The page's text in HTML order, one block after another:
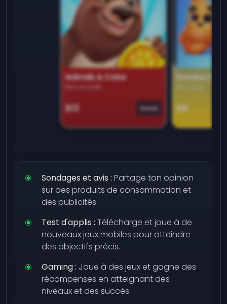
Animals & Coins
Earn on side
$13 Game
Domino
$9
Sondages et avis : Partage ton opinion
sur des produits de consommation et
des publicités.
Test d'applis : Télécharge et joue à de
nouveaux jeux mobiles pour atteindre
des objectifs précis.
Gaming : Joue à des jeux et gagne des
récompenses en atteignant des
niveaux et des succès.